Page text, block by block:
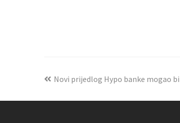
Novi prijedlog Hypo banke mogao